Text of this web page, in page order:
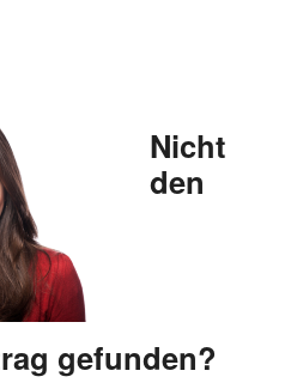
Nicht
den
gefunden?